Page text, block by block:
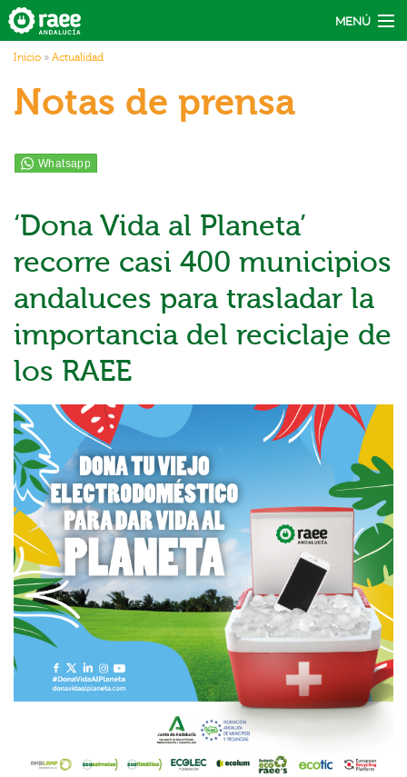
Pasar al contenido principal
MENÚ
Actúa
Recicla
Usted está aquí
Inicio » Actualidad
Notas de prensa
‘Dona Vida al Planeta’
recorre casi 400 municipios
andaluces para trasladar la
importancia del reciclaje de
los RAEE